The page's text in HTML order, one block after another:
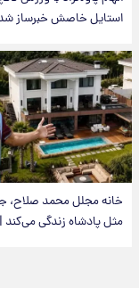
استایل خاصش خبرساز
خانه مجلل محمد صلاح،
مثل پادشاه زندگی می‌کند